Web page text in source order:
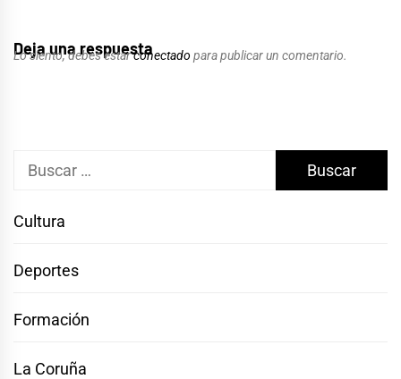
Deja una respuesta
Lo siento, debes estarconectado para publicar un comentario.
Buscar:
Cultura
Deportes
Formación
La Coruña